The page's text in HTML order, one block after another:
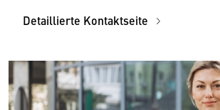
Detaillierte Kontaktseite